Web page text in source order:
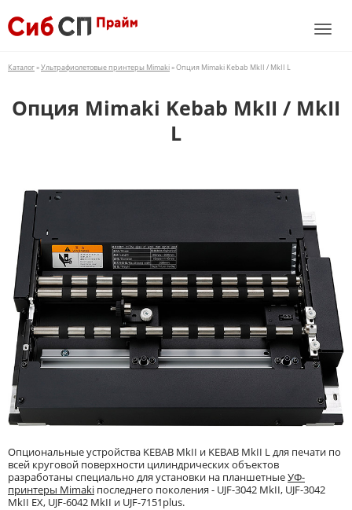
Каталог»Ультрафиолетовые принтеры Mimaki» Опция Mimaki Kebab MkII / MkII L
Опция Mimaki Kebab MkII / MkII
L
Опциональные устройства KEBAB MkII и KEBAB MkII L для печати по
всей круговой поверхности цилиндрических объектов
разработаны специально для установки на планшетныеУФ-
принтеры Mimaki последнего поколения - UJF-3042 MkII, UJF-3042
MkII EX, UJF-6042 MkII и UJF-7151plus.